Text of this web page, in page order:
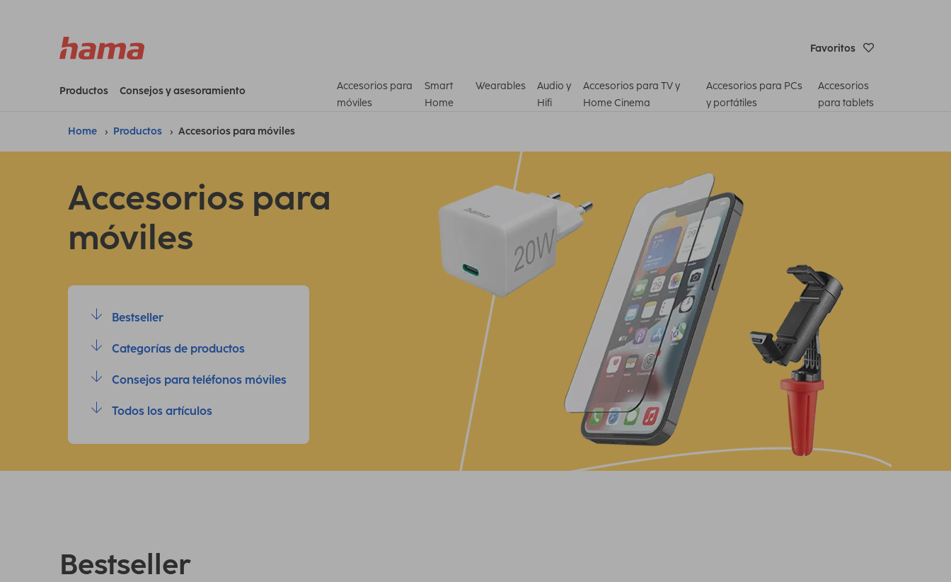
Favoritos
Productos Consejos y asesoramiento
Accesorios para
móviles
Smart
Home
Wearables
Audio y
Hifi
Accesorios para TV y
Home Cinema
Accesorios para PCs
y portátiles
Accesorios
para tablets
Home Productos Accesorios para móviles
Accesorios para
móviles
Bestseller
Categorías de productos
Consejos para teléfonos móviles
Todos los artículos
Bestseller